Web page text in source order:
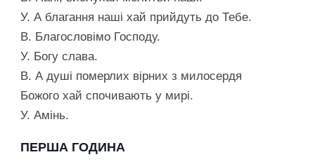
У. А благання наші хай прийдуть до Тебе.
В. Благословімо Господу.
У. Богу слава.
В. А душі померлих вірних з милосердя
Божого хай спочивають у мирі.
У. Амінь.
ПЕРША ГОДИНА